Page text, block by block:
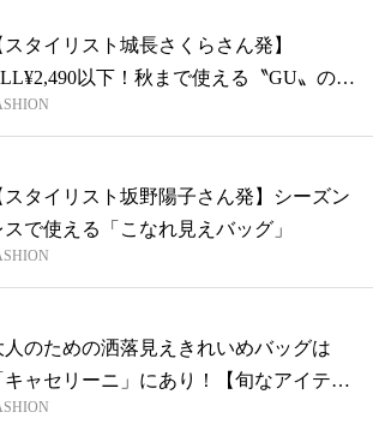
スタイリスト城長さくらさん発】
以下！秋まで使える〝GU〟の
...
スタイリスト坂野陽子さん発】シーズン
スで使える「こなれ見えバッグ」
人のための洒落見えきれいめバッグは
キャセリーニ」にあり！【旬なアイテム